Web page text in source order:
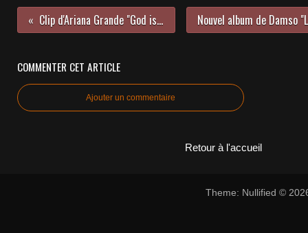
Clip d'Ariana Grande "God is a woman" 2018
COMMENTER CET ARTICLE
Ajouter un commentaire
Retour à l'accueil
Theme: Nullified ©